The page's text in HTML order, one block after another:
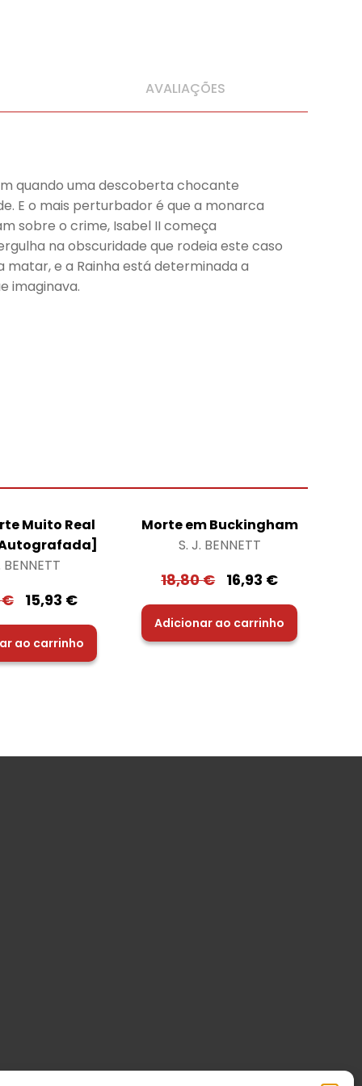
AVALIAÇÕES
quando uma descoberta chocante
E o mais perturbador é que a monarca
sobre o crime, Isabel II começa
na obscuridade que rodeia este caso
e a Rainha está determinada a
imaginava.
Muito Real
BENNETT
€ 15,93 €
ao carrinho
Morte em Buckingham
S. J. BENNETT
18,80€ 16,93 €
Adicionar ao carrinho